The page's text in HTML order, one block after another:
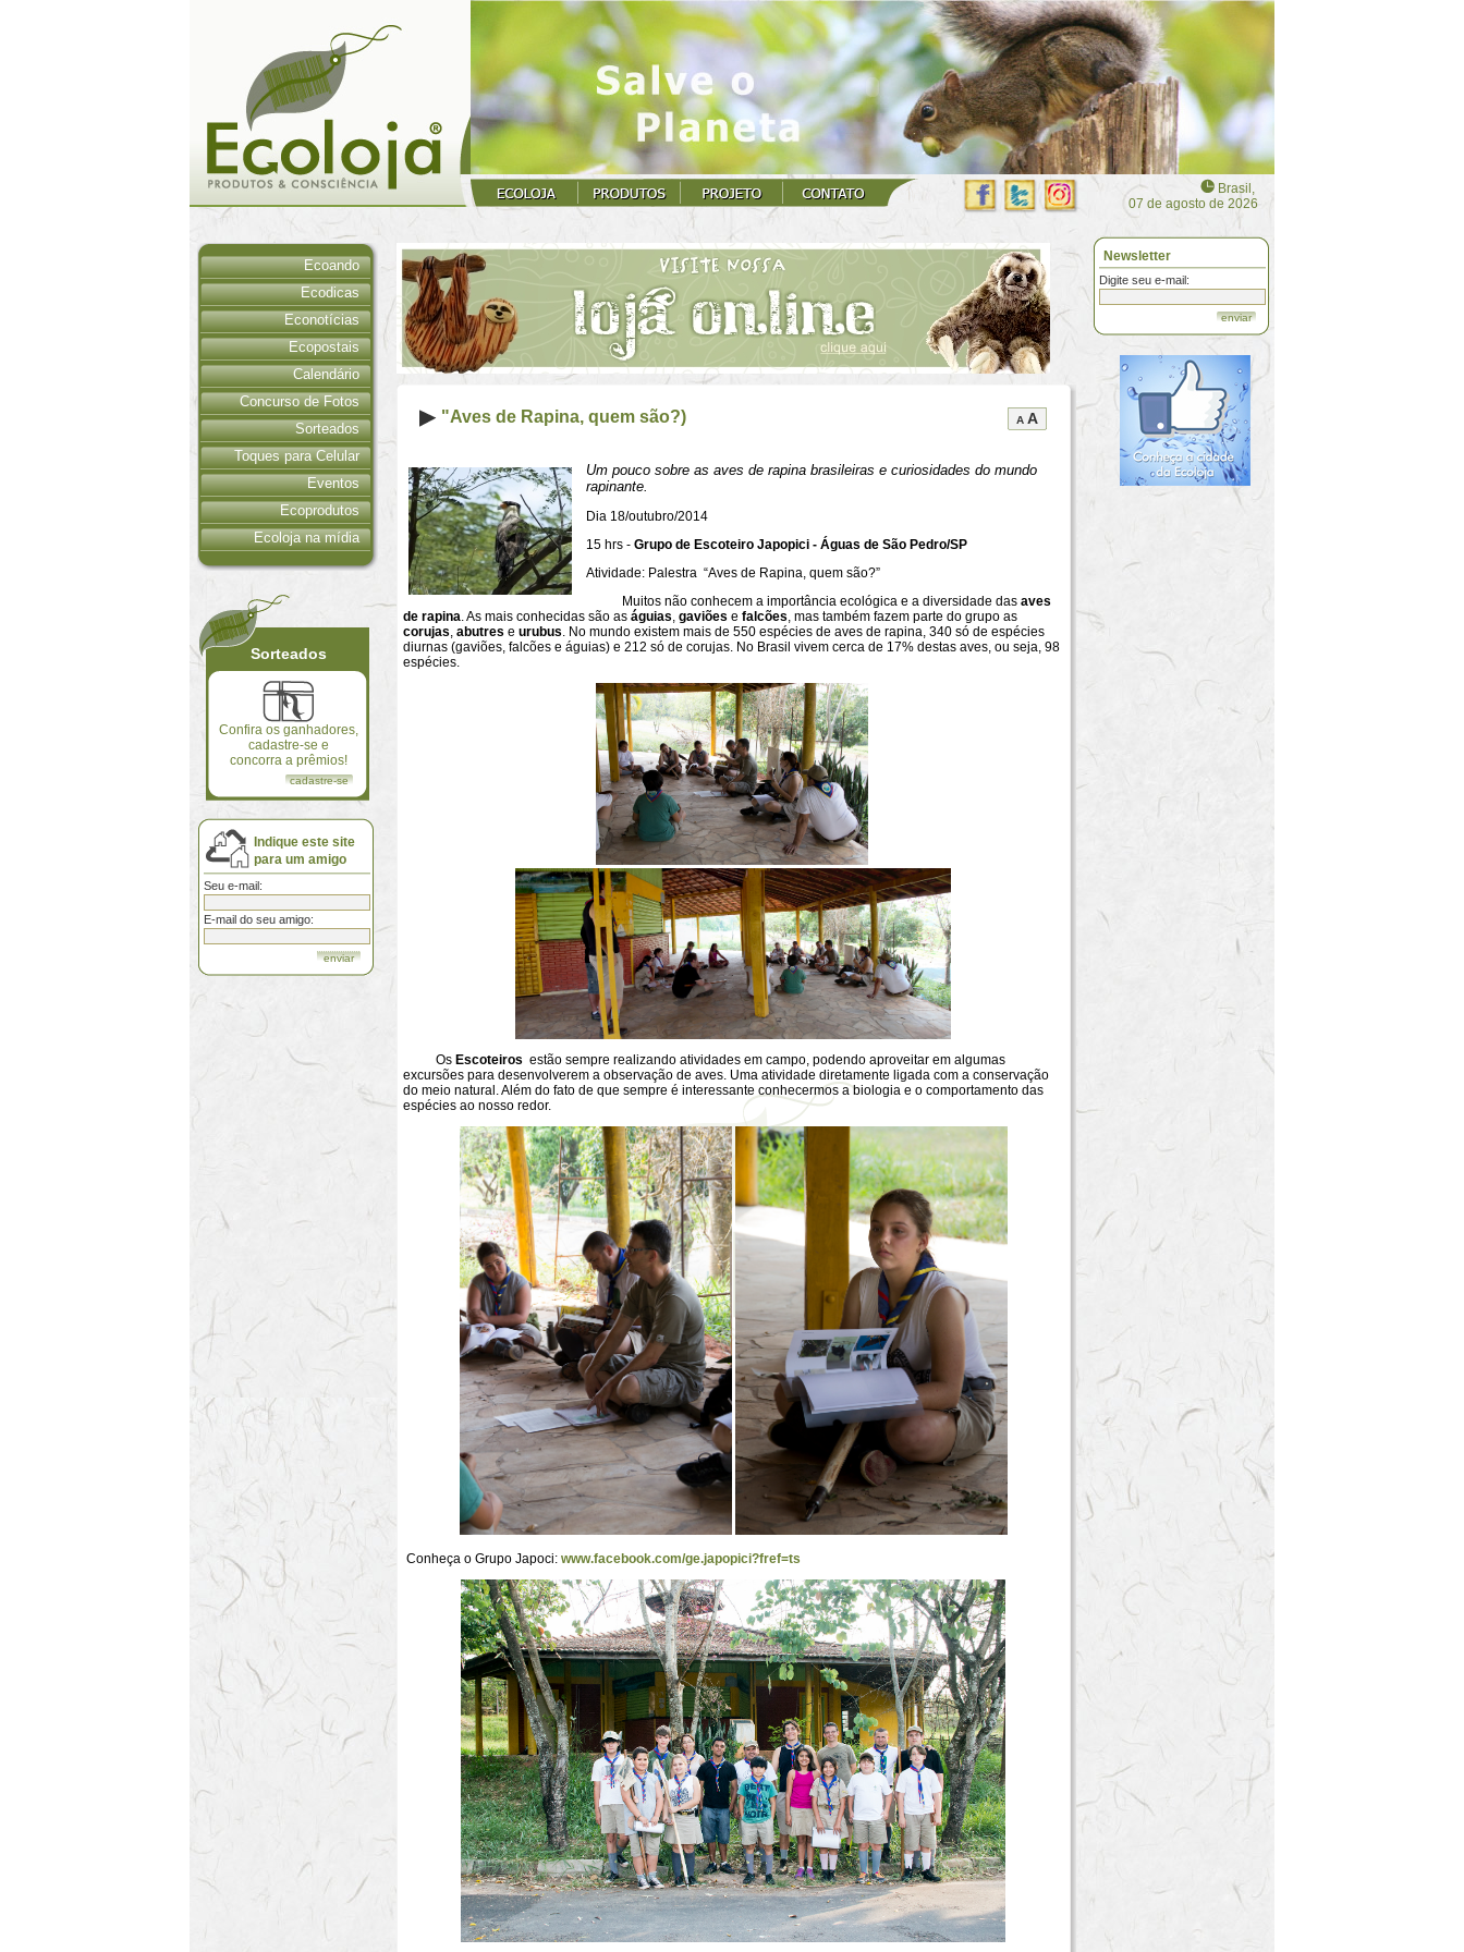
Brasil,
07 de agosto de 2026
Ecoando
Ecodicas
Econotícias
Ecopostais
Calendário
Concurso de Fotos
Sorteados
Toques para Celular
Eventos
Ecoprodutos
Ecoloja na mídia
Sorteados
Confira os ganhadores,
cadastre-se e
concorra a prêmios!
cadastre-se
Indique este site
para um amigo
Seu e-mail:
E-mail do seu amigo:
A A
"Aves de Rapina, quem são?)
Um pouco sobre as aves de rapina brasileiras e curiosidades do mundo
rapinante.
Dia 18/outubro/2014
15 hrs - Grupo de Escoteiro Japopici - Águas de São Pedro/SP
Atividade: Palestra “Aves de Rapina, quem são?”
Muitos não conhecem a importância ecológica e a diversidade das aves
de rapina. As mais conhecidas são as águias, gaviões e falcões, mas também fazem parte do grupo as
corujas, abutres e urubus. No mundo existem mais de 550 espécies de aves de rapina, 340 só de espécies
diurnas (gaviões, falcões e águias) e 212 só de corujas. No Brasil vivem cerca de 17% destas aves, ou seja, 98
espécies.
Os Escoteiros estão sempre realizando atividades em campo, podendo aproveitar em algumas
excursões para desenvolverem a observação de aves. Uma atividade diretamente ligada com a conservação
do meio natural. Além do fato de que sempre é interessante conhecermos a biologia e o comportamento das
espécies ao nosso redor.
Conheça o Grupo Japoci: www.facebook.com/ge.japopici?fref=ts
Newsletter
Digite seu e-mail:
enviar